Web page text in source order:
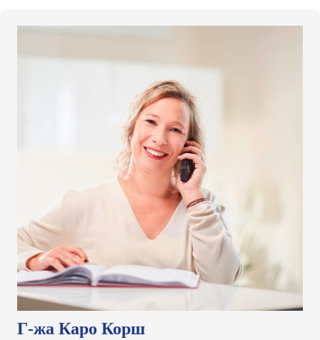
Г-жа Каро Корш